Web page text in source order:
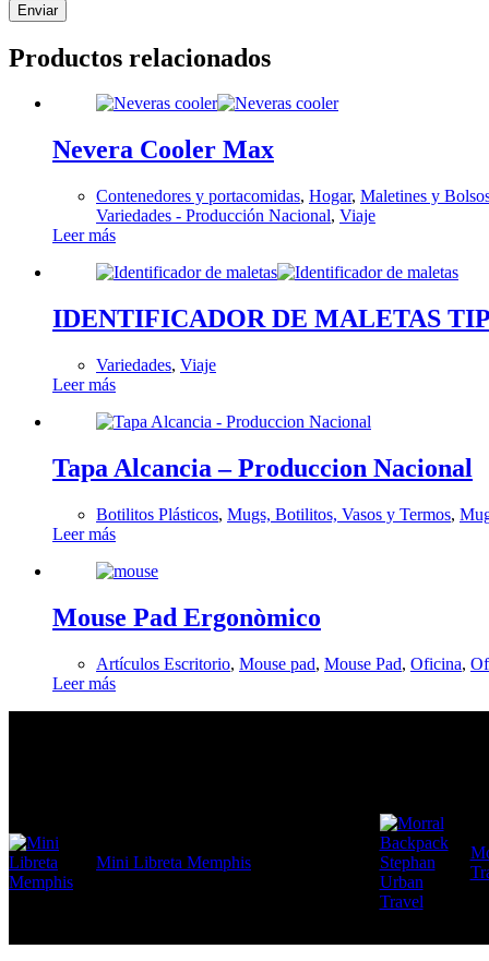
Enviar
Productos relacionados
Nevera Cooler Max
Contenedores y portacomidas, Hogar, Maletines y
Variedades - Producción Nacional, Viaje
Leer más
IDENTIFICADOR DE MALETAS
Variedades, Viaje
Leer más
Tapa Alcancia – Produccion Nacional
Botilitos Plásticos, Mugs, Botilitos, Vasos y Termos,
Leer más
Mouse Pad Ergonòmico
Artículos Escritorio, Mouse pad, Mouse Pad, Oficina,
Leer más
Mini Libreta Memphis